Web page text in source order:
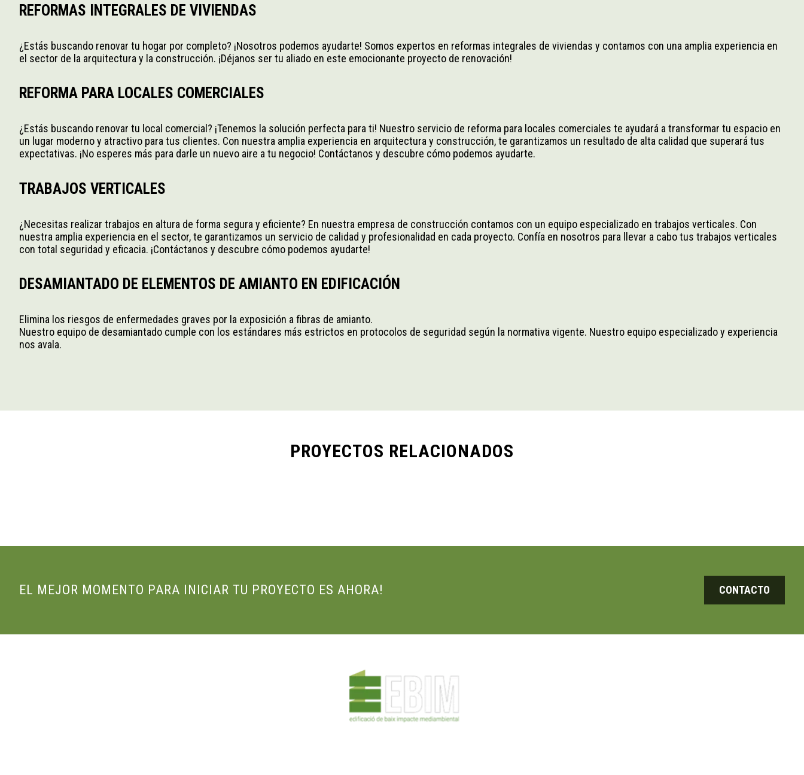
REFORMAS INTEGRALES DE VIVIENDAS
¿Estás buscando renovar tu hogar por completo? ¡Nosotros podemos ayudarte! Somos expertos en reformas integrales de viviendas y contamos con una amplia experiencia en
el sector de la arquitectura y la construcción. ¡Déjanos ser tu aliado en este emocionante proyecto de renovación!
REFORMA PARA LOCALES COMERCIALES
¿Estás buscando renovar tu local comercial? ¡Tenemos la solución perfecta para ti! Nuestro servicio de reforma para locales comerciales te ayudará a transformar tu espacio en
un lugar moderno y atractivo para tus clientes. Con nuestra amplia experiencia en arquitectura y construcción, te garantizamos un resultado de alta calidad que superará tus
expectativas. ¡No esperes más para darle un nuevo aire a tu negocio! Contáctanos y descubre cómo podemos ayudarte.
TRABAJOS VERTICALES
¿Necesitas realizar trabajos en altura de forma segura y eficiente? En nuestra empresa de construcción contamos con un equipo especializado en trabajos verticales. Con
nuestra amplia experiencia en el sector, te garantizamos un servicio de calidad y profesionalidad en cada proyecto. Confía en nosotros para llevar a cabo tus trabajos verticales
con total seguridad y eficacia. ¡Contáctanos y descubre cómo podemos ayudarte!
DESAMIANTADO DE ELEMENTOS DE AMIANTO EN EDIFICACIÓN
Elimina los riesgos de enfermedades graves por la exposición a fibras de amianto.
Nuestro equipo de desamiantado cumple con los estándares más estrictos en protocolos de seguridad según la normativa vigente. Nuestro equipo especializado y experiencia
nos avala.
PROYECTOS RELACIONADOS
EL MEJOR MOMENTO PARA INICIAR TU PROYECTO ES AHORA! CONTACTO